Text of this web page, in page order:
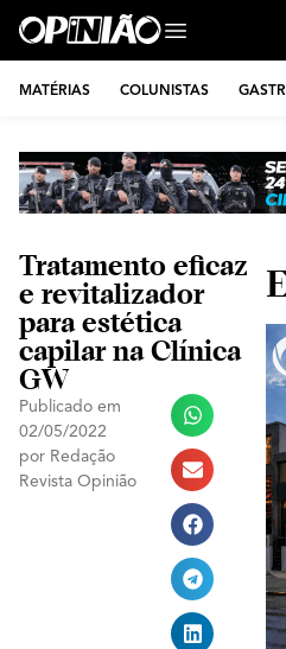
MATÉRIAS COLUNISTAS
Tratamento eficaz
e revitalizador
para estética
capilar na Clínica
GW
Publicado em
02/05/2022
por Redação
Revista Opinião